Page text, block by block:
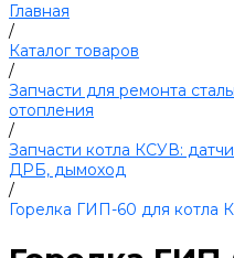
Главная
/
Каталог товаров
/
Запчасти для ремонта
отопления
/
Запчасти котла КСУВ:
ДРБ, дымоход
/
Горелка ГИП-60 для котла